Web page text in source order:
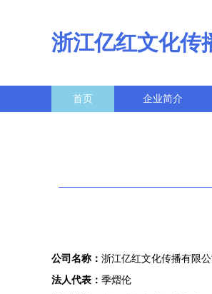
浙江亿红文化传
首页 企业简介
公司名称： 浙江亿红文化传播有限公
法人代表： 季熠伦